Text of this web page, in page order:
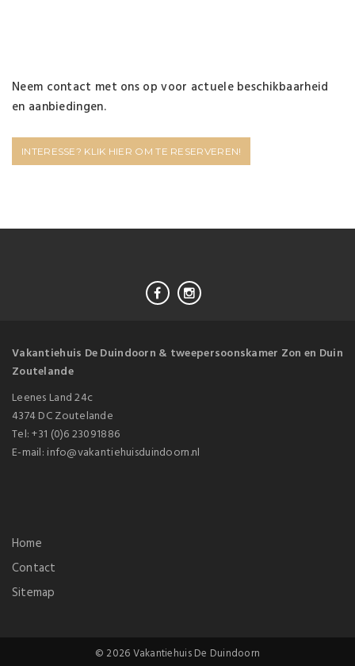
Neem contact met ons op voor actuele beschikbaarheid
en aanbiedingen.
INTERESSE? KLIK HIER OM TE RESERVEREN!
Vakantiehuis De Duindoorn & tweepersoonskamer Zon en Duin
Zoutelande
Leenes Land 24c
4374 DC Zoutelande
Tel:+31 (0)6 23091886
E-mail: info@vakantiehuisduindoorn.nl
Home
Contact
Sitemap
© 2026 Vakantiehuis De Duindoorn